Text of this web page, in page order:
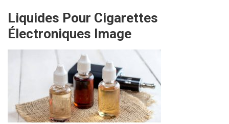
Liquides Pour Cigarettes
Électroniques Image